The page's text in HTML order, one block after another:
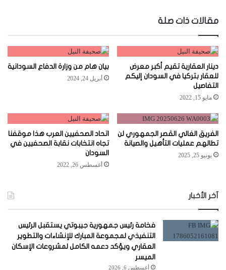
مقالات ذات صلة
دينار العقارية تقيم أكبر معرض
للعقار بتركيا في السودان إليكم
التفاصيل
مايو 15, 2022
بيان هام من وزارة الدفاع السودانية
أبريل 24, 2024
الفريق الغالي القصر الجمهوري لن
تطالهم عمليات التأهيل والصيانة
يونيو 25, 2025
اتحاد الصحفيين العرب هذا موقفنا
تجاه انتخابات نقابة الصحفيين في
السودان
أغسطس 26, 2022
آخر الأخبار
فخامة رئيس جمهورية جيبوتي يستقبل الرئيس
التنفيذي لمجموعة المبارك للإنشاءات والتطوير
العقاري ويؤكد دعمه الكامل لمشروعات الإسكان
الميسر
أغسطس 6, 2026